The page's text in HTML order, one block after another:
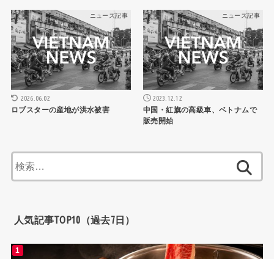
ニュース記事
2026.06.02
ロブスターの産地が洪水被害
ニュース記事
2023.12.12
中国・紅旗の高級車、ベトナムで
販売開始
索:
人気記事TOP10（過去7日）